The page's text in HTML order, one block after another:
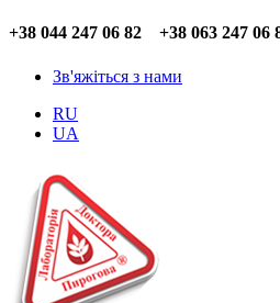
+38 044 247 06 82 +38 063 247 06
Зв'яжіться з нами
RU
UA